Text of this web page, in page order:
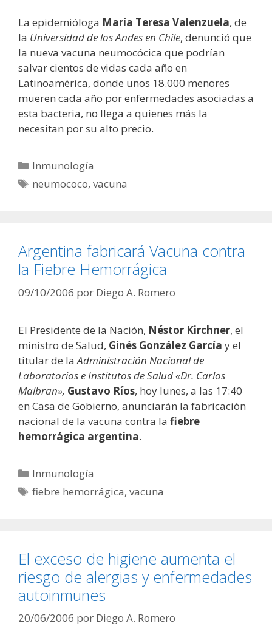
La epidemióloga María Teresa Valenzuela, de
la Universidad de los Andes en Chile, denunció que
la nueva vacuna neumocócica que podrían
salvar cientos de vidas cada año en
Latinoamérica, donde unos 18.000 menores
mueren cada año por enfermedades asociadas a
esta bacteria, no llega a quienes más la
necesitan por su alto precio.
Categorías
Inmunología
Etiquetas
neumococo,vacuna
Argentina fabricará Vacuna contra
la Fiebre Hemorrágica
09/10/2006 por Diego A. Romero
El Presidente de la Nación, Néstor Kirchner, el
ministro de Salud, Ginés González García y el
titular de laAdministración Nacional de
Laboratorios e Institutos de Salud«Dr. Carlos
Malbran», Gustavo Ríos, hoy lunes, a las 17:40
en Casa de Gobierno, anunciarán la fabricación
nacional de la vacuna contra la fiebre
hemorrágica argentina.
Categorías
Inmunología
Etiquetas
fiebre hemorrágica,vacuna
El exceso de higiene aumenta el
riesgo de alergias y enfermedades
autoinmunes
20/06/2006 por Diego A. Romero